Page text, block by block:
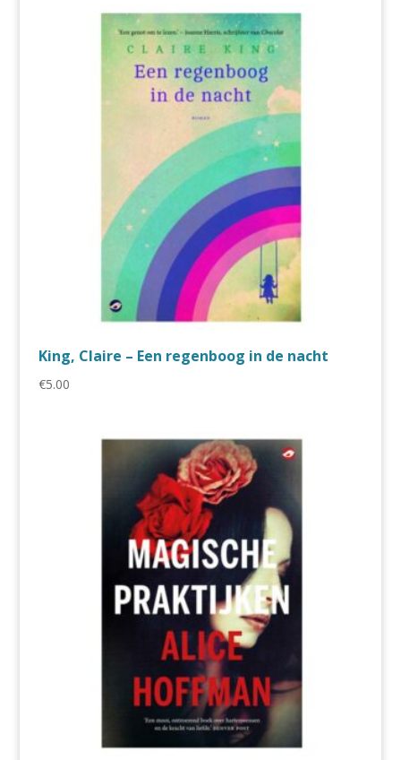
King, Claire – Een regenboog in de nacht
€5.00